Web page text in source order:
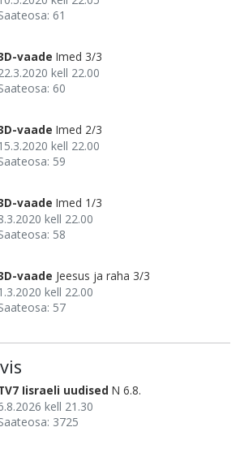
61
vaade Imed 3/3
kell 22.00
60
vaade Imed 2/3
kell 22.00
59
vaade Imed 1/3
kell 22.00
58
vaade Jeesus ja raha 3/3
kell 22.00
57
Iisraeli uudised N 6.8.
kell 21.30
3725